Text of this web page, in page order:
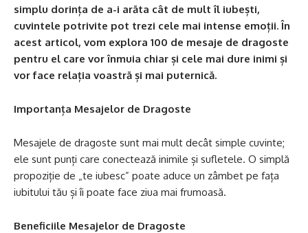
simplu dorința de a-i arăta cât de mult îl iubești,
cuvintele potrivite pot trezi cele mai intense emoții. În
acest articol, vom explora 100 de mesaje de dragoste
pentru el care vor înmuia chiar și cele mai dure inimi și
vor face relația voastră și mai puternică.
Importanța Mesajelor de Dragoste
Mesajele de dragoste sunt mai mult decât simple cuvinte;
ele sunt punți care conectează inimile și sufletele. O simplă
propoziție de „te iubesc” poate aduce un zâmbet pe fața
iubitului tău și îi poate face ziua mai frumoasă.
Beneficiile Mesajelor de Dragoste